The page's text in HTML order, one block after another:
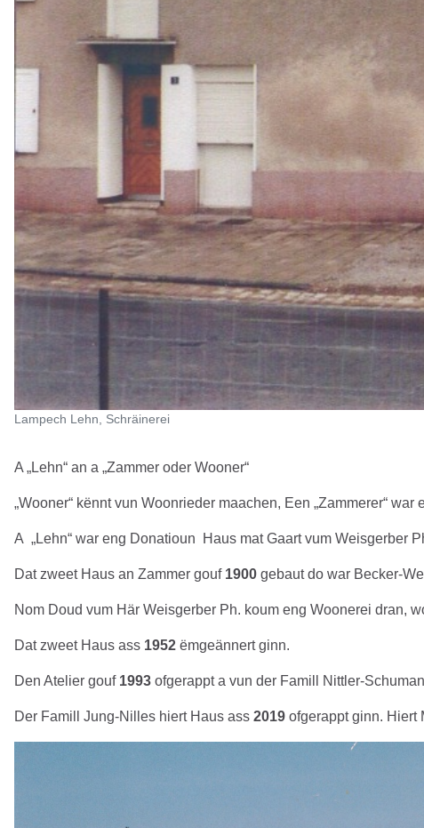
Lampech Lehn, Schräinerei
A „Lehn“ an a „Zammer oder Wooner“
„Wooner“ kënnt vun Woonrieder maachen, Een „Zammerer“ war
A „Lehn“ war eng Donatioun Haus mat Gaart vum Weisgerber
Dat zweet Haus an Zammer gouf 1900 gebaut do war Becker-
Nom Doud vum Här Weisgerber Ph. koum eng Woonerei dran,
Dat zweet Haus ass 1952 ëmgeännert ginn.
Den Atelier gouf 1993 ofgerappt a vun der Famill Nittler-
Der Famill Jung-Nilles hiert Haus ass 2019 ofgerappt ginn. Hiert